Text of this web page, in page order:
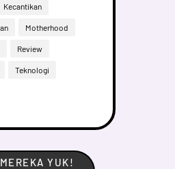
Kecantikan
Motherhood
Review
Teknologi
YUK!